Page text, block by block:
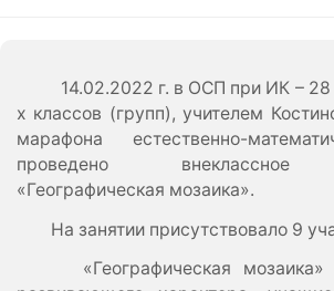
14.02.2022 г. в ОСП при ИК – 28
х классов (групп), учителем
марафона естественно-
проведено внеклассное
«Географическая мозаика».
На занятии присутствовало 9
«Географическая мозаика»